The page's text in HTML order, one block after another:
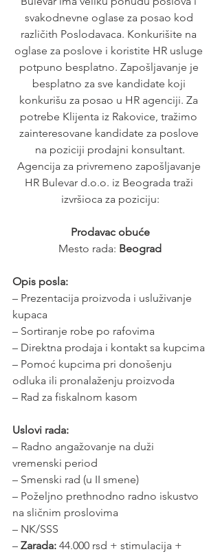
svakodnevne oglase za posao kod
različith Poslodavaca. Konkurišite na
oglase za poslove i koristite HR usluge
potpuno besplatno. Zapošljavanje je
besplatno za sve kandidate koji
konkurišu za posao u HR agenciji. Za
potrebe Klijenta iz Rakovice, tražimo
zainteresovane kandidate za poslove
na poziciji prodajni konsultant.
Agencija za privremeno zapošljavanje
HR Bulevar d.o.o. iz Beograda traži
izvršioca za poziciju:
Prodavac obuće
Mesto rada: Beograd
Opis posla:
– Prezentacija proizvoda i usluživanje
kupaca
– Sortiranje robe po rafovima
– Direktna prodaja i kontakt sa kupcima
– Pomoć kupcima pri donošenju
odluka ili pronalaženju proizvoda
– Rad za fiskalnom kasom
Uslovi rada:
– Radno angažovanje na duži
vremenski period
– Smenski rad (u II smene)
– Poželjno prethnodno radno iskustvo
na sličnim proslovima
– NK/SSS
– Zarada: 44.000 rsd + stimulacija +